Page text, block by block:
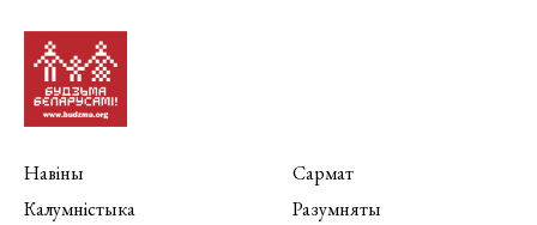
Навіны
Калумністыка
Сармат
Разумняты